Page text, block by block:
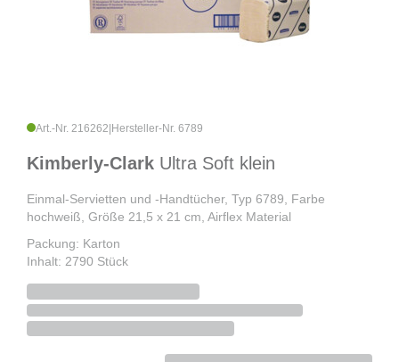
Art.-Nr. 216262 Hersteller-Nr. 6789
Kimberly-Clark Ultra Soft klein
Einmal-Servietten und -Handtücher, Typ 6789, Farbe
hochweiß, Größe 21,5 x 21 cm, Airflex Material
Packung: Karton
Inhalt: 2790 Stück